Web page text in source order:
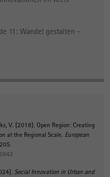
11: Wandel gestalten –
V. (2018). Open Region: Creating
at the Regional Scale. European
Social Innovation in Urban and